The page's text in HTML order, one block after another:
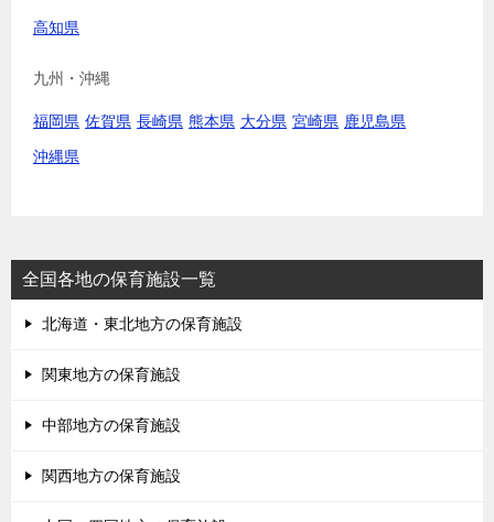
高知県
九州・沖縄
福岡県 佐賀県 長崎県 熊本県 大分県 宮崎県 鹿児島県
沖縄県
全国各地の保育施設一覧
北海道・東北地方の保育施設
関東地方の保育施設
中部地方の保育施設
関西地方の保育施設